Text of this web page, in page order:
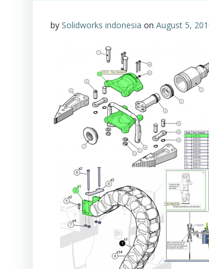
by Solidworks indonesia on August 5,